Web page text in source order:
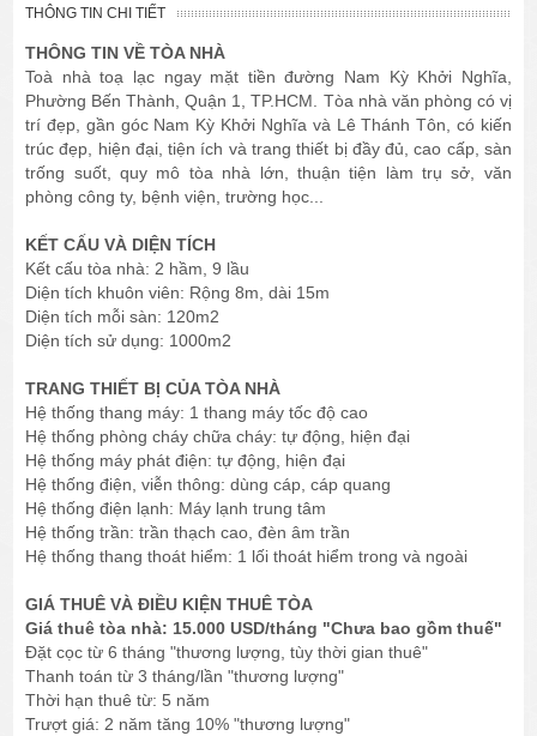
THÔNG TIN CHI TIẾT
THÔNG TIN VỀ TÒA NHÀ
Toà nhà toạ lạc ngay mặt tiền đường Nam Kỳ Khởi Nghĩa,
Phường Bến Thành, Quận 1, TP.HCM. Tòa nhà văn phòng có vị
trí đẹp, gần góc Nam Kỳ Khởi Nghĩa và Lê Thánh Tôn, có kiến
trúc đẹp, hiện đại, tiện ích và trang thiết bị đầy đủ, cao cấp, sàn
trống suốt, quy mô tòa nhà lớn, thuận tiện làm trụ sở, văn
phòng công ty, bệnh viện, trường học...
KẾT CẤU VÀ DIỆN TÍCH
Kết cấu tòa nhà: 2 hầm, 9 lầu
Diện tích khuôn viên: Rộng 8m, dài 15m
Diện tích mỗi sàn: 120m2
Diện tích sử dụng: 1000m2
TRANG THIẾT BỊ CỦA TÒA NHÀ
Hệ thống thang máy: 1 thang máy tốc độ cao
Hệ thống phòng cháy chữa cháy: tự động, hiện đại
Hệ thống máy phát điện: tự động, hiện đại
Hệ thống điện, viễn thông: dùng cáp, cáp quang
Hệ thống điện lạnh: Máy lạnh trung tâm
Hệ thống trần: trần thạch cao, đèn âm trần
Hệ thống thang thoát hiểm: 1 lối thoát hiểm trong và ngoài
GIÁ THUÊ VÀ ĐIỀU KIỆN THUÊ TÒA
Giá thuê tòa nhà: 15.000 USD/tháng "Chưa bao gồm thuế"
Đặt cọc từ 6 tháng "thương lượng, tùy thời gian thuê"
Thanh toán từ 3 tháng/lần "thương lượng"
Thời hạn thuê từ: 5 năm
Trượt giá: 2 năm tăng 10% "thương lượng"